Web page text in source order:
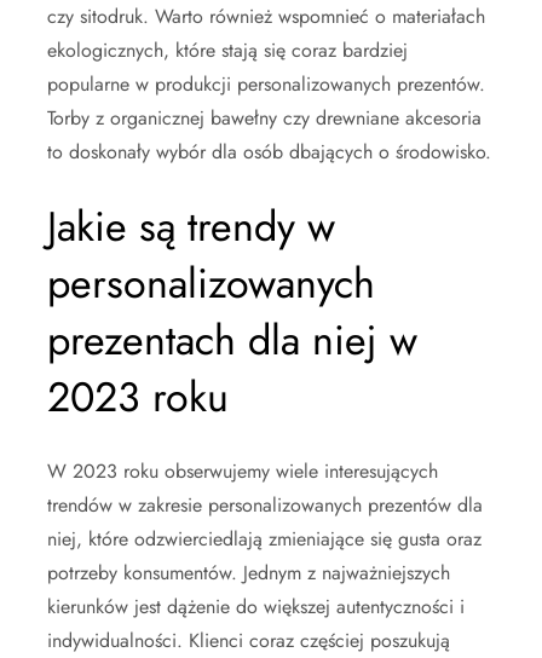
czy sitodruk. Warto również wspomnieć o materiałach
ekologicznych, które stają się coraz bardziej
popularne w produkcji personalizowanych prezentów.
Torby z organicznej bawełny czy drewniane akcesoria
to doskonały wybór dla osób dbających o środowisko.
Jakie są trendy w
personalizowanych
prezentach dla niej w
2023 roku
W 2023 roku obserwujemy wiele interesujących
trendów w zakresie personalizowanych prezentów dla
niej, które odzwierciedlają zmieniające się gusta oraz
potrzeby konsumentów. Jednym z najważniejszych
kierunków jest dążenie do większej autentyczności i
indywidualności. Klienci coraz częściej poszukują